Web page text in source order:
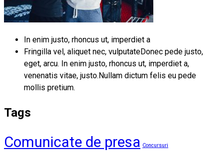
In enim justo, rhoncus ut, imperdiet a
Fringilla vel, aliquet nec, vulputateDonec pede justo,
eget, arcu. In enim justo, rhoncus ut, imperdiet a,
venenatis vitae, justo.Nullam dictum felis eu pede
mollis pretium.
Tags
Comunicate de presa Concursuri